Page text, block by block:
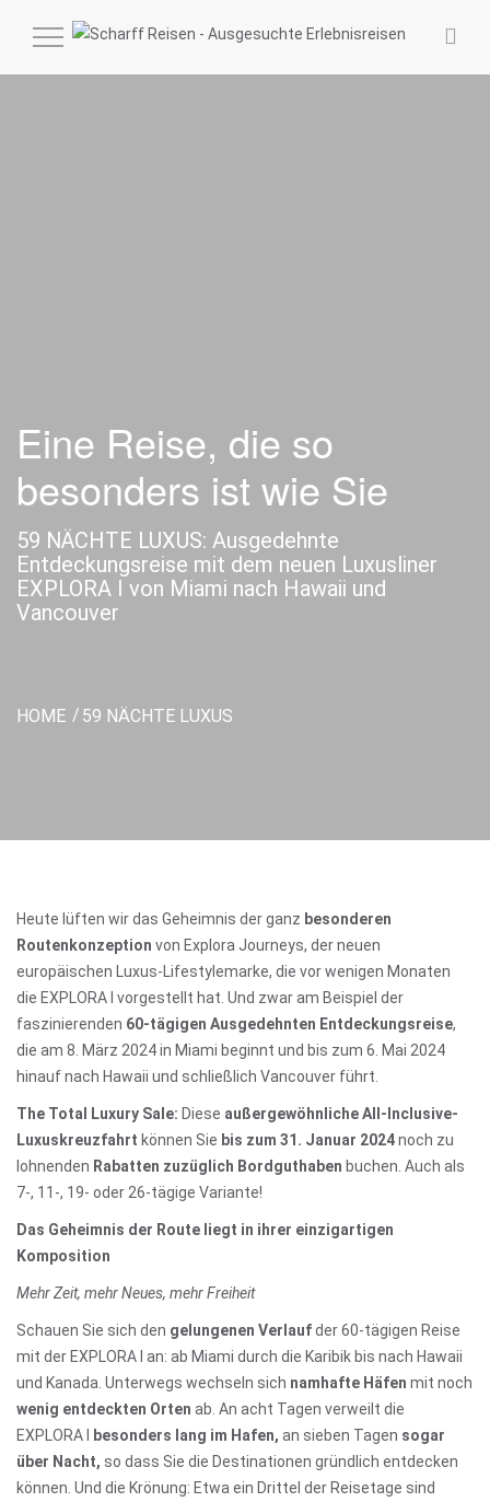
MENÜ
Eine Reise, die so
besonders ist wie Sie
59 NÄCHTE LUXUS: Ausgedehnte
Entdeckungsreise mit dem neuen Luxusliner
EXPLORA I von Miami nach Hawaii und
Vancouver
HOME 59 NÄCHTE LUXUS
Heute lüften wir das Geheimnis der ganz besonderen
Routenkonzeption von Explora Journeys, der neuen
europäischen Luxus-Lifestylemarke, die vor wenigen Monaten
die EXPLORA I vorgestellt hat. Und zwar am Beispiel der
faszinierenden 60-tägigen Ausgedehnten Entdeckungsreise,
die am 8. März 2024 in Miami beginnt und bis zum 6. Mai 2024
hinauf nach Hawaii und schließlich Vancouver führt.
The Total Luxury Sale: Diese außergewöhnliche All-Inclusive-
Luxuskreuzfahrt können Sie bis zum 31. Januar 2024noch zu
lohnenden Rabatten zuzüglich Bordguthaben buchen. Auch als
7-, 11-, 19- oder 26-tägige Variante!
Das Geheimnis der Route liegt in ihrer einzigartigen
Komposition
Mehr Zeit, mehr Neues, mehr Freiheit
Schauen Sie sich den gelungenen Verlaufder 60-tägigen Reise
mit der EXPLORA I an: ab Miami durch die Karibik bis nach Hawaii
und Kanada. Unterwegs wechseln sich namhafte Häfen mit noch
wenig entdeckten Orten ab. An acht Tagen verweilt die
EXPLORA I
besonders lang im Hafen, an sieben Tagen sogar
über Nacht, so dass Sie die Destinationen gründlich entdecken
können. Und die Krönung: Etwa ein Drittel der Reisetage sind